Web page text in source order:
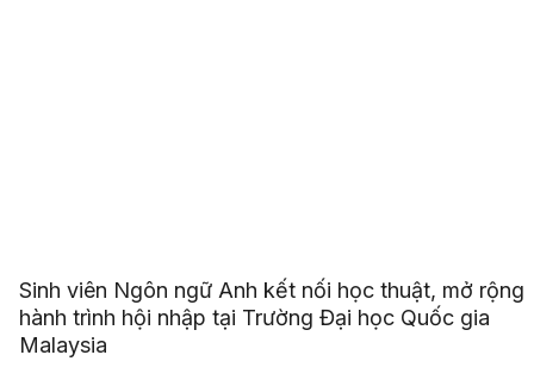
Sinh viên Ngôn ngữ Anh kết nối học thuật, mở rộng
hành trình hội nhập tại Trường Đại học Quốc gia
Malaysia